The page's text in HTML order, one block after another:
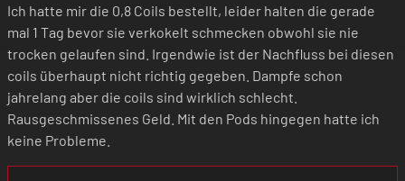
Ich hatte mir die 0,8 Coils bestellt, leider halten die gerade
mal 1 Tag bevor sie verkokelt schmecken obwohl sie nie
trocken gelaufen sind. Irgendwie ist der Nachfluss bei diesen
coils überhaupt nicht richtig gegeben. Dampfe schon
jahrelang aber die coils sind wirklich schlecht.
Rausgeschmissenes Geld. Mit den Pods hingegen hatte ich
keine Probleme.